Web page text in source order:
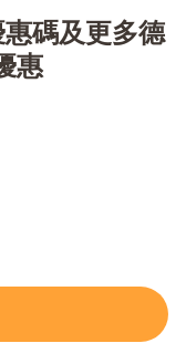
碼及更多德
惠